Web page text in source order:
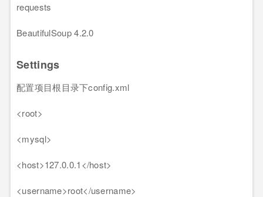
requests
BeautifulSoup4.2.0
Settings
配置项目根目录下config.xml
<root>
<mysql>
<host>127.0.0.1</host>
<username>root</username>